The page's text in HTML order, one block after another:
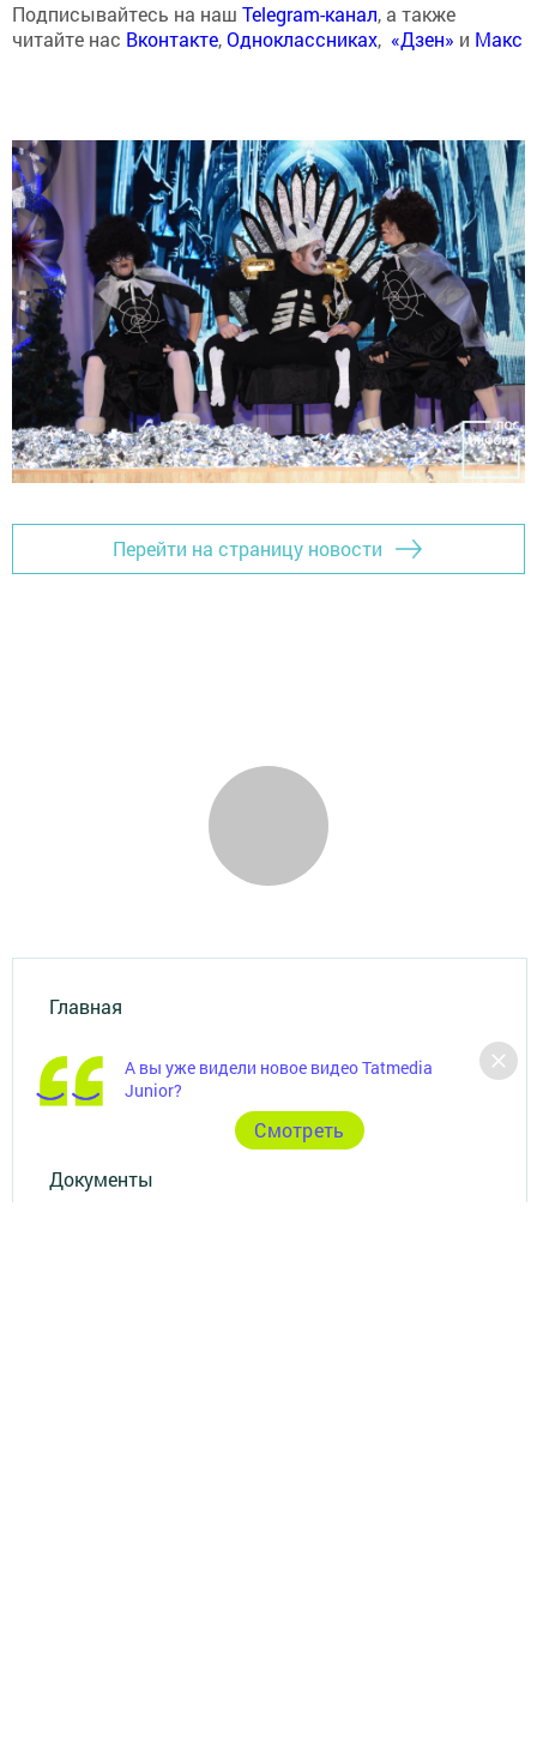
Подписывайтесь на наш Telegram-канал, а также
читайте нас Вконтакте,Одноклассниках, «Дзен» и Макс
Перейти на страницу новости
Главная
Фотогалереи
Документы
А вы уже видели новое видео Tatmedia
Junior?
Cмотреть